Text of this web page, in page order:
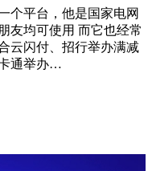
个平台，他是国家电网
友均可使用 而它也经常
云闪付、招行举办满减
通举办…